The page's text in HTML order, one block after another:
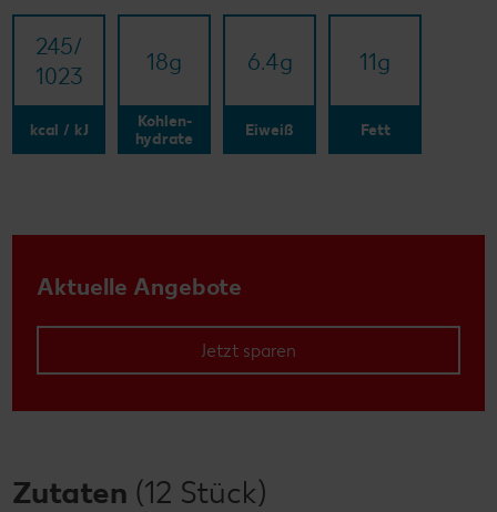
245/​
1023
kcal / kJ
18g
Kohlen-
hydrate
6.4g
Eiweiß
11g
Fett
Aktuelle Angebote
Jetzt sparen
Zutaten (12 Stück)